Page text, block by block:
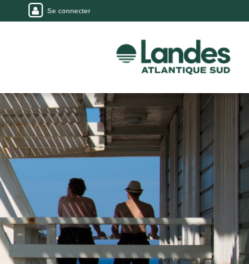
Se connecter